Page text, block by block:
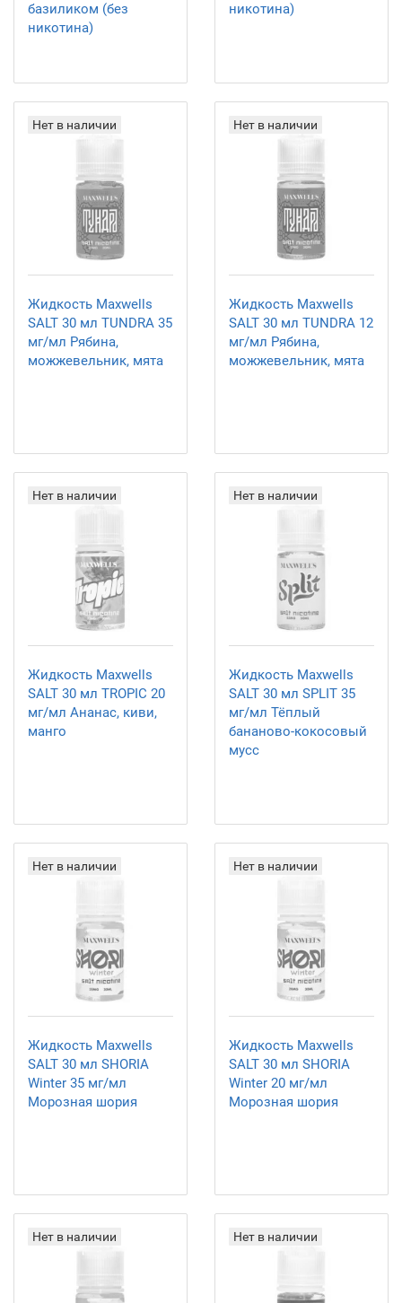
базиликом (без
никотина)
никотина)
Нет в наличии
Жидкость Maxwells
SALT 30 мл TUNDRA 35
мг/мл Рябина,
можжевельник, мята
Нет в наличии
Жидкость Maxwells
SALT 30 мл TUNDRA 12
мг/мл Рябина,
можжевельник, мята
Нет в наличии
Жидкость Maxwells
SALT 30 мл TROPIC 20
мг/мл Ананас, киви,
манго
Нет в наличии
Жидкость Maxwells
SALT 30 мл SPLIT 35
мг/мл Тёплый
бананово-кокосовый
мусс
Нет в наличии
Жидкость Maxwells
SALT 30 мл SHORIA
Winter 35 мг/мл
Морозная шория
Нет в наличии
Жидкость Maxwells
SALT 30 мл SHORIA
Winter 20 мг/мл
Морозная шория
Нет в наличии Нет в наличии